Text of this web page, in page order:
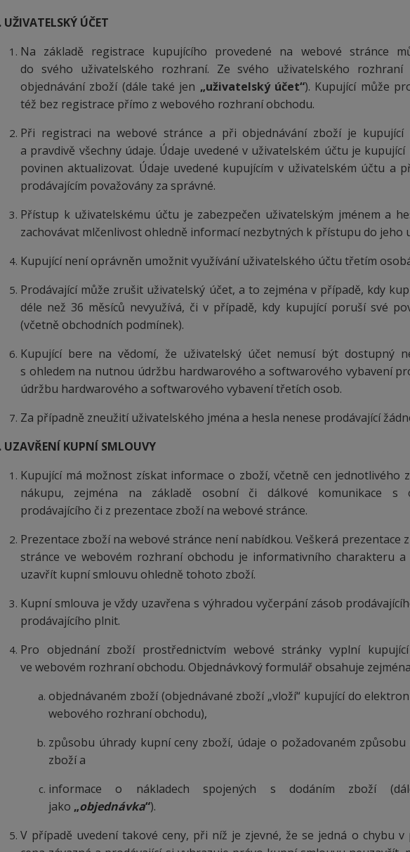
UŽIVATELSKÝ ÚČET
Na základě registrace kupujícího provedené na webové stránce
do svého uživatelského rozhraní. Ze svého uživatelského
objednávání zboží (dále také jen „uživatelský účet“). Kupující může
též bez registrace přímo z webového rozhraní obchodu.
Při registraci na webové stránce a při objednávání zboží je kupující
a pravdivě všechny údaje. Údaje uvedené v uživatelském účtu je
povinen aktualizovat. Údaje uvedené kupujícím v uživatelském účtu a
prodávajícím považovány za správné.
Přístup k uživatelskému účtu je zabezpečen uživatelským jménem a
zachovávat mlčenlivost ohledně informací nezbytných k přístupu do jeho
Kupující není oprávněn umožnit využívání uživatelského účtu třetím
Prodávající může zrušit uživatelský účet, a to zejména v případě, kdy
déle než 36 měsíců nevyužívá, či v případě, kdy kupující poruší své
(včetně obchodních podmínek).
Kupující bere na vědomí, že uživatelský účet nemusí být dostupný
s ohledem na nutnou údržbu hardwarového a softwarového vybavení
údržbu hardwarového a softwarového vybavení třetích osob.
Za případně zneužití uživatelského jména a hesla nenese prodávající
UZAVŘENÍ KUPNÍ SMLOUVY
Kupující má možnost získat informace o zboží, včetně cen jednotlivého
nákupu, zejména na základě osobní či dálkové komunikace s
prodávajícího či z prezentace zboží na webové stránce.
Prezentace zboží na webové stránce není nabídkou. Veškerá prezentace
stránce ve webovém rozhraní obchodu je informativního charakteru
uzavřít kupní smlouvu ohledně tohoto zboží.
Kupní smlouva je vždy uzavřena s výhradou vyčerpání zásob
prodávajícího plnit.
Pro objednání zboží prostřednictvím webové stránky vyplní
ve webovém rozhraní obchodu. Objednávkový formulář obsahuje
objednávaném zboží (objednávané zboží „vloží“ kupující do
webového rozhraní obchodu),
způsobu úhrady kupní ceny zboží, údaje o požadovaném
zboží a
informace o nákladech spojených s dodáním zboží
jako „objednávka“).
V případě uvedení takové ceny, při níž je zjevné, že se jedná o chybu